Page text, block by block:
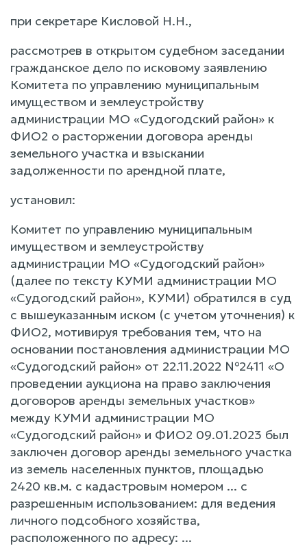
при секретаре Кисловой Н.Н.,
рассмотрев в открытом судебном заседании
гражданское дело по исковому заявлению
Комитета по управлению муниципальным
имуществом и землеустройству
администрации МО «Судогодский район» к
ФИО2 о расторжении договора аренды
земельного участка и взыскании
задолженности по арендной плате,
установил:
Комитет по управлению муниципальным
имуществом и землеустройству
администрации МО «Судогодский район»
(далее по тексту КУМИ администрации МО
«Судогодский район», КУМИ) обратился в суд
с вышеуказанным иском (с учетом уточнения) к
ФИО2, мотивируя требования тем, что на
основании постановления администрации МО
«Судогодский район» от 22.11.2022 №2411 «О
проведении аукциона на право заключения
договоров аренды земельных участков»
между КУМИ администрации МО
«Судогодский район» и ФИО2 09.01.2023 был
заключен договор аренды земельного участка
из земель населенных пунктов, площадью
2420 кв.м. с кадастровым номером ... с
разрешенным использованием: для ведения
личного подсобного хозяйства,
расположенного по адресу: ...